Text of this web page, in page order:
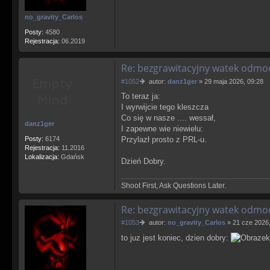
no_gravity_Carlos
Posty: 4580
Rejestracja: 06.2019
danz1ger
Posty: 6174
Rejestracja: 11.2016
Lokalizacja: Gdańsk
Re: bezgrawitacyjny watek
#1052
P
s
t
autor: danz1ger» 29 maja 2026, 09:28
To teraz ja:
I wyrwijcie tego kleszcza
Co się w nasze .... wessał,
I zapewne wie niewielu:
Przylazł prosto z PRL-u.
Dzień Dobry.
Shoot First, Ask Questions Later.
Re: bezgrawitacyjny watek
#1053
P
s
autor: no_gravity_Carlos» 21 cze
to juz jest koniec, dzien dobry: